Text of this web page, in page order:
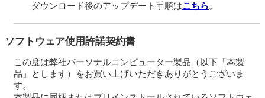
ダウンロード後のアップデート手順はこちら。
ソフトウェア使用許諾契約書
この度は弊社パーソナルコンピューター製品（以下「本製
品」とします）をお買い上げいただきありがとうございま
す。